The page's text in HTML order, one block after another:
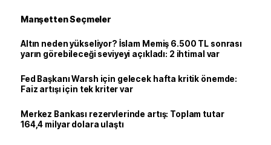
Manşetten Seçmeler
Altın neden yükseliyor? İslam Memiş 6.500 TL sonrası
yarın görebileceği seviyeyi açıkladı: 2 ihtimal var
Fed Başkanı Warsh için gelecek hafta kritik önemde:
Faiz artışı için tek kriter var
Merkez Bankası rezervlerinde artış: Toplam tutar
164,4 milyar dolara ulaştı